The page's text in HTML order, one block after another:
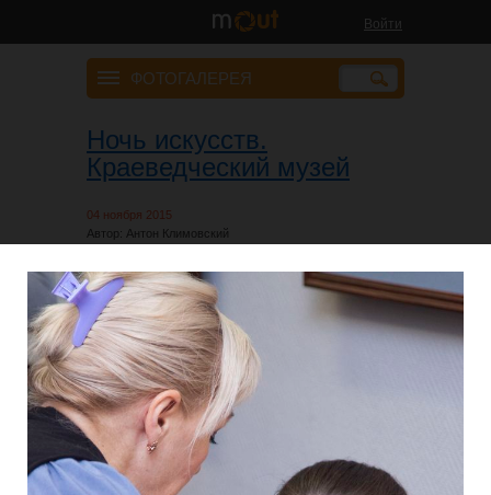
Войти
ФОТОГАЛЕРЕЯ
Ночь искусств.
Краеведческий музей
04 ноября 2015
Автор: Антон Климовский